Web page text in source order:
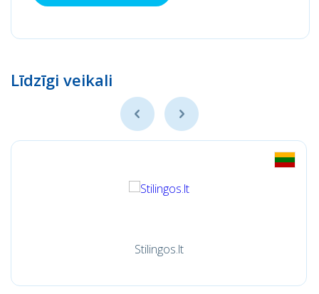
Līdzīgi veikali
Stilingos.lt